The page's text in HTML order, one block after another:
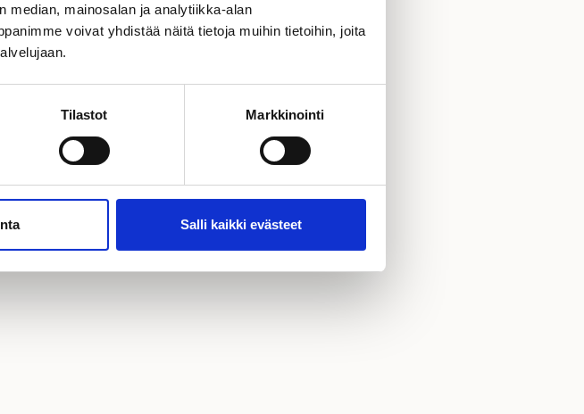
median, mainosalan ja analytiikka-alan
voivat yhdistää näitä tietoja muihin tietoihin, joita
Tilastot Markkinointi
Salli kaikki evästeet